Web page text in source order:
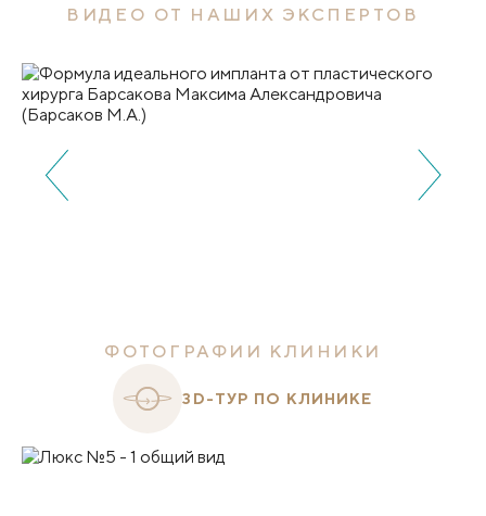
ВИДЕО ОТ НАШИХ ЭКСПЕРТОВ
ФОТОГРАФИИ КЛИНИКИ
3D-ТУР ПО КЛИНИКЕ